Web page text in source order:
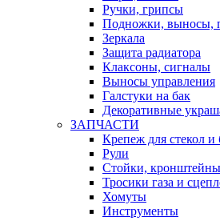
Ручки, грипсы
Подножки, выносы,
Зеркала
Защита радиатора
Клаксоны, сигналы
Выносы управления
Галстуки на бак
Декоративные
ЗАПЧАСТИ
Крепеж для стекол и
Рули
Стойки,
Тросики газа и
Хомуты
Инструменты